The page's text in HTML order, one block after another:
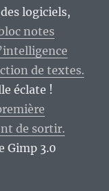
logiciels,
notes
de textes.
éclate !
de sortir.
Gimp 3.0